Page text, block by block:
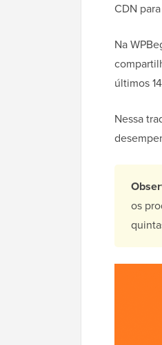
CDN
Na
últimos
Nessa
os